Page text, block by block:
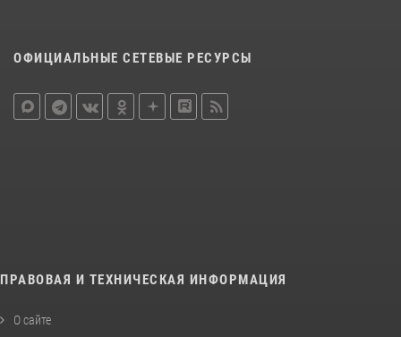
ОФИЦИАЛЬНЫЕ СЕТЕВЫЕ РЕСУРСЫ
ПРАВОВАЯ И ТЕХНИЧЕСКАЯ ИНФОРМАЦИЯ
О сайте